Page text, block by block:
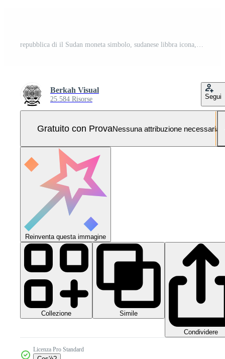
repubblica di il Sudan moneta simbolo, sudanese libbra icona, SDG cartello. vettore illustrazione Pro Vettoriale e Pro SVG
Berkah Visual
25.584 Risorse Segui
Gratuito con ProvaNessuna attribuzione necessaria
Reinventa questa immagine
Collezione Simile
Condividere
Licenza Pro Standard